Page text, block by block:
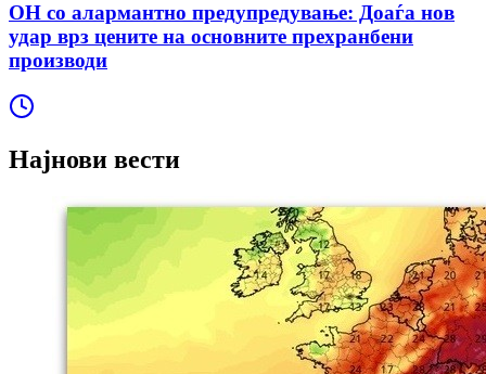
ОН со алармантно предупредување: Доаѓа нов
удар врз цените на основните прехранбени
производи
Најнови вести